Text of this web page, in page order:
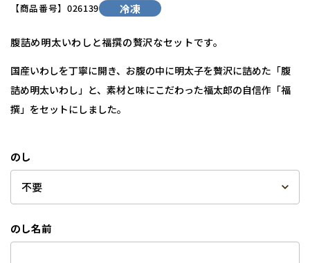
【商品番号】 026139 冷凍
腹詰め明太いわしと福撰の贅沢なセットです。
国産いわしを丁寧に開き、お腹の中に明太子を贅沢に詰めた「腹
詰め明太いわし」と、素材と味にこだわった福太郎の自信作「福
撰」をセットにしました。
のし
のし名前